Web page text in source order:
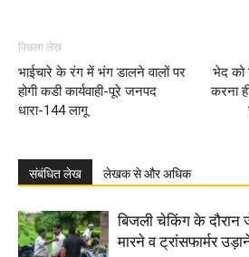
पिछला लेख
भाईचारे के रंग में भंग डालने वालों पर
होगी कडी कार्यवाही-पूरे जनपद
धारा-144 लागू
भेद को
करना
संबंधित लेख लेखक से और अधिक
बिजली चेकिंग के
मारने व ट्रांसफार्मर